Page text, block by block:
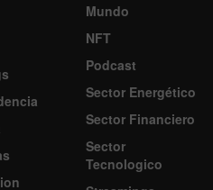
Mundo
NFT
Podcast
Sector Energético
Sector Financiero
Sector
Tecnologico